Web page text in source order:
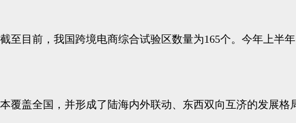
至目前，我国跨境电商综合试验区数量为165个。今年上半
覆盖全国，并形成了陆海内外联动、东西双向互济的发展格